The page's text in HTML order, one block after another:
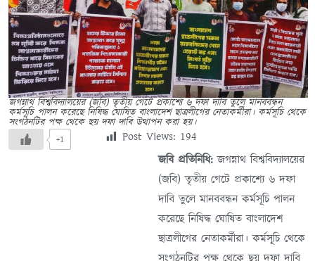
জগন্নাথ বিশ্ববিদ্যালয়ের (জবি) তৃতীয় গেটে প্রকাশ্যে ৬ দফা দাবি তুলে মানববন্ধন
কর্মসূচি পালন করেছে নিষিদ্ধ ঘোষিত বাংলাদেশ ছাত্রলীগের নেতাকর্মীরা। কর্মসূচি থেকে
সংগঠনটির পক্ষ থেকে ছয় দফা দাবি উত্থাপন করা হয়।
+1 Post Views: 194
জবি প্রতিনিধি:জগন্নাথ বিশ্ববিদ্যালয়ের
(জবি) তৃতীয় গেটে প্রকাশ্যে ৬ দফা
দাবি তুলে মানববন্ধন কর্মসূচি পালন
করেছে নিষিদ্ধ ঘোষিত বাংলাদেশ
ছাত্রলীগের নেতাকর্মীরা। কর্মসূচি থেকে